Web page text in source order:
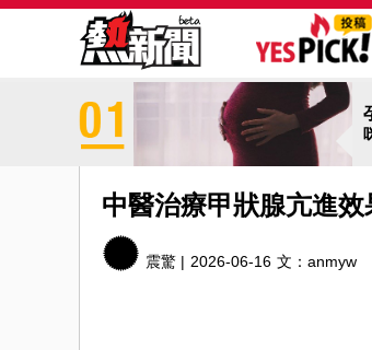
中醫治療甲狀腺亢進
震驚 | 2026-06-16 文： anmyw